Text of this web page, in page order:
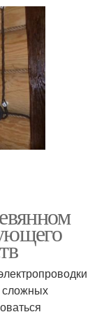
сложных